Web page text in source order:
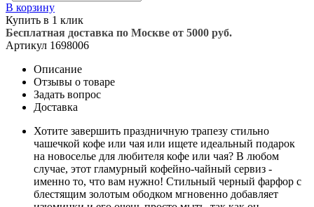
В корзину
Купить в 1 клик
Бесплатная доставка по Москве от 5000 руб.
Артикул 1698006
Описание
Отзывы о товаре
Задать вопрос
Доставка
Хотите завершить праздничную трапезу стильно
чашечкой кофе или чая или ищете идеальный подарок
на новоселье для любителя кофе или чая? В любом
случае, этот гламурный кофейно-чайный сервиз -
именно то, что вам нужно! Стильный черный фарфор с
блестящим золотым ободком мгновенно добавляет